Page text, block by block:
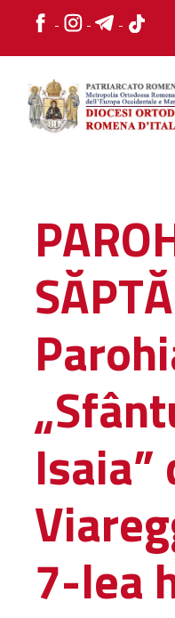
STORIA
L'ORGANIZZAZIONE
Isaia”
7-lea